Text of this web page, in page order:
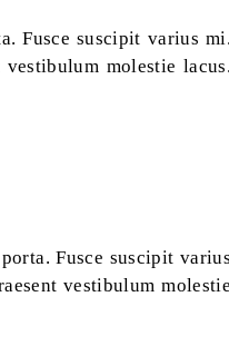
Fusce suscipit varius
molestie
Fusce suscipit
vestibulum